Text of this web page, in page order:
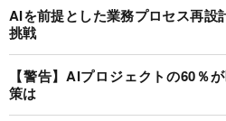
AIを前提とした業務プロセス再設
挑戦
【警告】AIプロジェクトの60％
策は